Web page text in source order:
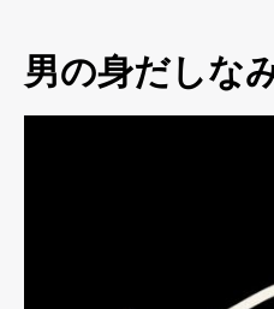
男の身だしな